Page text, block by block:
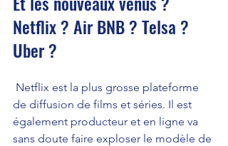
Netflix ? Air BNB ? Telsa ?
Uber ?
de diffusion de films et séries. Il est
également producteur et en ligne va
sans doute faire exploser le modèle de